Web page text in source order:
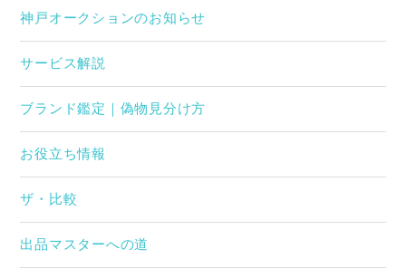
神戸オークションのお知らせ
サービス解説
ブランド鑑定｜偽物見分け方
お役立ち情報
ザ・比較
出品マスターへの道